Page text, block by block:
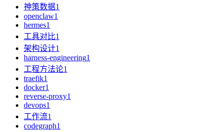
神策数据1
openclaw1
hermes1
工具对比1
架构设计1
harness-engineering1
工程方法论1
traefik1
docker1
reverse-proxy1
devops1
工作流1
codegraph1